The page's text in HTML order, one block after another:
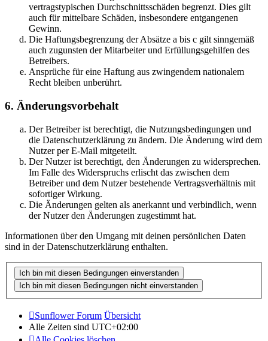
vertragstypischen Durchschnittsschäden begrenzt. Dies gilt
auch für mittelbare Schäden, insbesondere entgangenen
Gewinn.
Die Haftungsbegrenzung der Absätze a bis c gilt sinngemäß
auch zugunsten der Mitarbeiter und Erfüllungsgehilfen des
Betreibers.
Ansprüche für eine Haftung aus zwingendem nationalem
Recht bleiben unberührt.
6. Änderungsvorbehalt
Der Betreiber ist berechtigt, die Nutzungsbedingungen und
die Datenschutzerklärung zu ändern. Die Änderung wird dem
Nutzer per E-Mail mitgeteilt.
Der Nutzer ist berechtigt, den Änderungen zu widersprechen.
Im Falle des Widerspruchs erlischt das zwischen dem
Betreiber und dem Nutzer bestehende Vertragsverhältnis mit
sofortiger Wirkung.
Die Änderungen gelten als anerkannt und verbindlich, wenn
der Nutzer den Änderungen zugestimmt hat.
Informationen über den Umgang mit deinen persönlichen Daten
sind in der Datenschutzerklärung enthalten.
Sunflower Forum Übersicht
Alle Zeiten sind UTC+02:00